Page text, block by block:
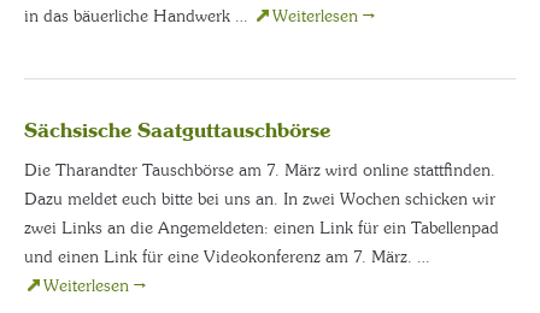
in das bäuerliche Handwerk …
Weiterlesen →
Sächsische Saatguttauschbörse
Die Tharandter Tauschbörse am 7. März wird online stattfinden.
Dazu meldet euch bitte bei uns an. In zwei Wochen schicken wir
zwei Links an die Angemeldeten: einen Link für ein Tabellenpad
und einen Link für eine Videokonferenz am 7. März. …
Weiterlesen →